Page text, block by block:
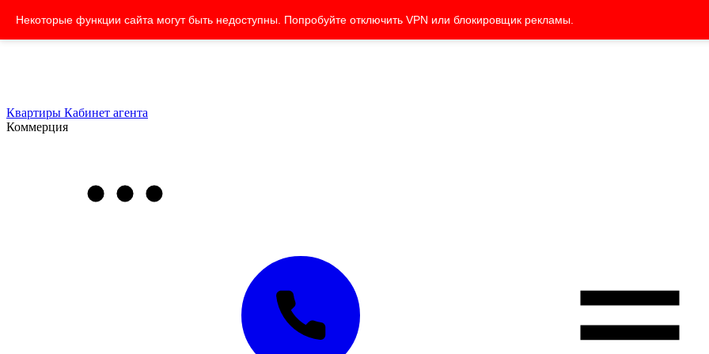
Некоторые функции сайта могут быть недоступны. Попробуйте отключить VPN или блокировщик рекламы.
Квартиры Кабинет агента
Коммерция